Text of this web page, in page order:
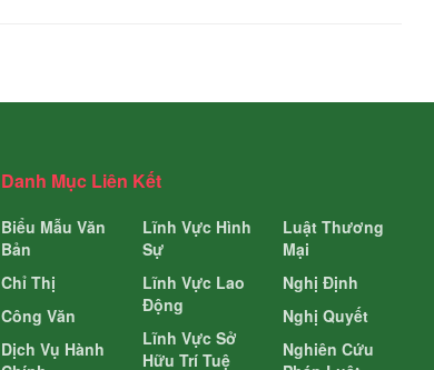
Danh Mục Liên Kết
Biểu Mẫu Văn
Bản
Chỉ Thị
Công Văn
Dịch Vụ Hành
Lĩnh Vực Hình
Sự
Lĩnh Vực Lao
Động
Lĩnh Vực Sở
Hữu Trí Tuệ
Luật Thương
Mại
Nghị Định
Nghị Quyết
Nghiên Cứu